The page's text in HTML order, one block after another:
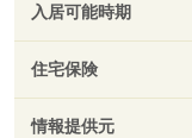
入居可能時期
住宅保険
情報提供元